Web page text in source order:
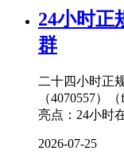
24小时正
群
二十四小时正
（4070557）
亮点：24小时
2026-07-25